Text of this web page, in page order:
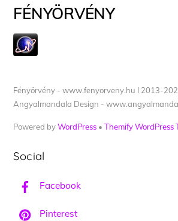
FÉNYÖRVÉNY
Fényörvény - www.fenyorveny.hu I 2013-
Angyalmandala Design -
Powered byWordPress •Themify WordPress
Social
Facebook
Pinterest